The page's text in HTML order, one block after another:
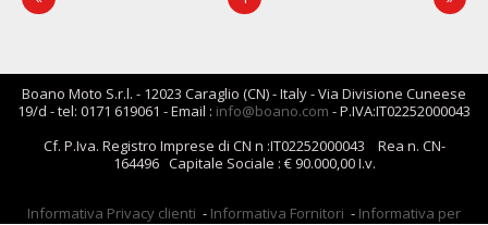
Boano Moto S.r.l. - 12023 Caraglio (CN) - Italy - Via Divisione Cuneese
19/d - tel: 0171 619061 - Email : info@boano.com - P.IVA:IT02252000043
Cf. P.Iva. Registro Imprese di CN n :IT02252000043 Rea n. CN-
164496 Capitale Sociale : € 90.000,00 I.v.
Informativa Privacy clienti - Informativa Fornitori - Informativa per